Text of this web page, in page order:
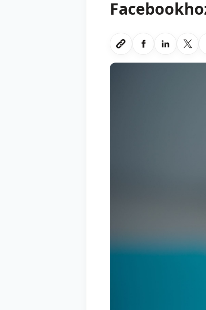
Link masolasa
MegosztasMegosztas